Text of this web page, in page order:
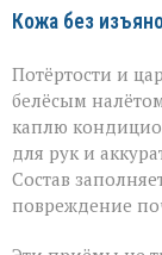
Кожа без
Потёртости и
белёсым
каплю
для рук и
Состав
повреждение